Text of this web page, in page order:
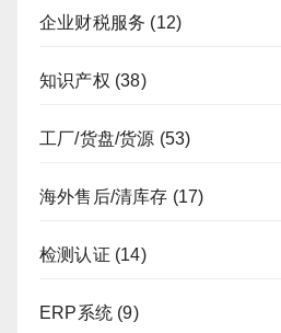
企业财税服务 (12)
知识产权 (38)
工厂/货盘/货源 (53)
海外售后/清库存 (17)
检测认证 (14)
ERP系统 (9)